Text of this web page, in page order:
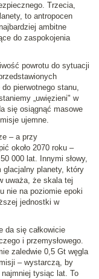
Trzecia,
to antropocen
ambitne
do zaspokojenia
powrotu do sytuacji
pierwotnego stanu,
„uwięzieni" w
się osiągnąć masowe
ujemne.
– a przy
około 2070 roku –
000 lat. Innymi słowy,
glacjalny planety, który
uważa, że skala tej
nie na poziomie epoki
jednostki w
da się całkowicie
i przemysłowego.
zaledwie 0,5 Gt węgla
– wystarczą, by
tysiąc lat. To